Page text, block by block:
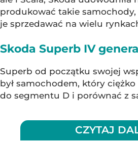
produkować takie samochody,
je sprzedawać na wielu
Skoda Superb IV
Superb od początku swojej
był samochodem, który
do segmentu D i porównać z
CZYTAJ